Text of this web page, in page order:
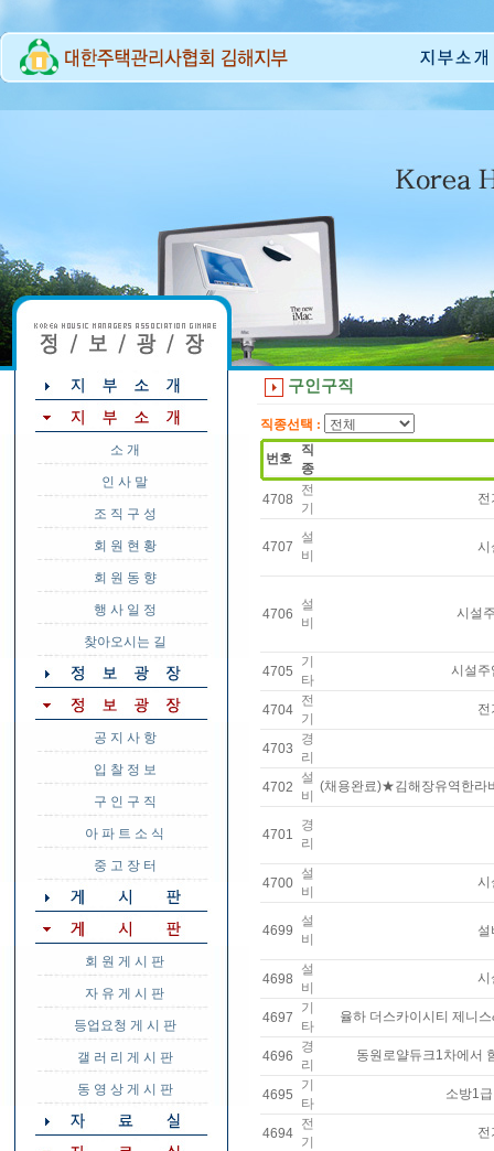
소 개
인 사 말
조 직 구 성
회 원 현 황
회 원 동 향
행 사 일 정
찾아오시는 길
공 지 사 항
입 찰 정 보
구 인 구 직
아 파 트 소 식
중 고 장 터
회 원 게 시 판
자 유 게 시 판
등업요청 게 시 판
갤 러 리 게 시 판
동 영 상 게 시 판
구인구직
직종선택 :
번호
직
종
4708
전
기
전
4707
설
비
시
4706
설
비
시설
4705
기
타
시설주
4704
전
기
전
4703
경
리
4702
설
비
(채용완료)★김해장유역한라
4701
경
리
4700
설
비
시
4699
설
비
설
4698
설
비
시
4697
기
타
율하 더스카이시티 제니
4696
경
리
동원로얄듀크1차에서
4695
기
타
소방1
4694
전
기
전